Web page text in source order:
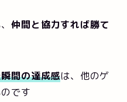
仲間と協力すれば勝て
間の達成感は、他のゲ
です